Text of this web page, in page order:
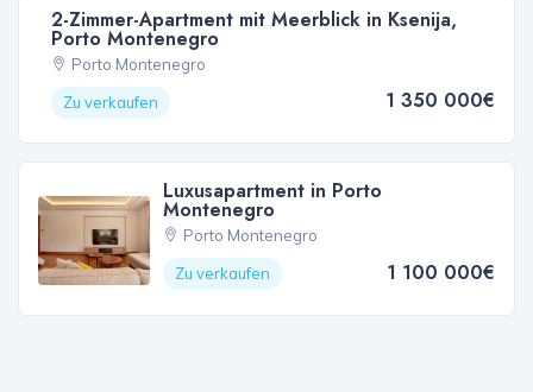
2-Zimmer-Apartment mit Meerblick in Ksenija,
Porto Montenegro
Porto Montenegro
Zu verkaufen
1 350 000€
Luxusapartment in Porto
Montenegro
Porto Montenegro
Zu verkaufen
1 100 000€